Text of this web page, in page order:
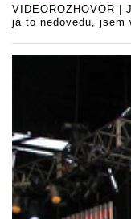
VIDEOROZHOVOR
já to nedovedu, jsem